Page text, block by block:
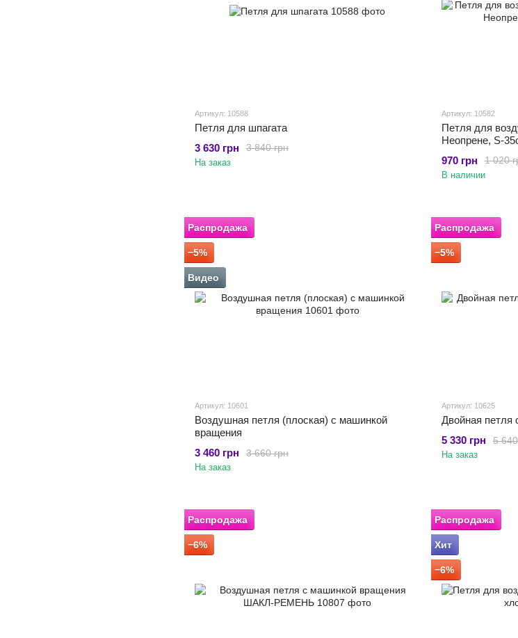
Артикул: 10588
Петля для шпагата
3 840 грн
3 630 грн
На заказ
Артикул: 10582
Петля для
Неопрене, S-
1 020
970 грн
В наличии
Распродажа
−5%
Видео
Артикул: 10601
Воздушная петля (плоская) с машинкой
вращения
3 660 грн
3 460 грн
На заказ
Распродажа
−5%
Артикул: 10625
Двойная петля
5
5 330 грн
На заказ
Распродажа
−6%
Распродажа
Хит
−6%